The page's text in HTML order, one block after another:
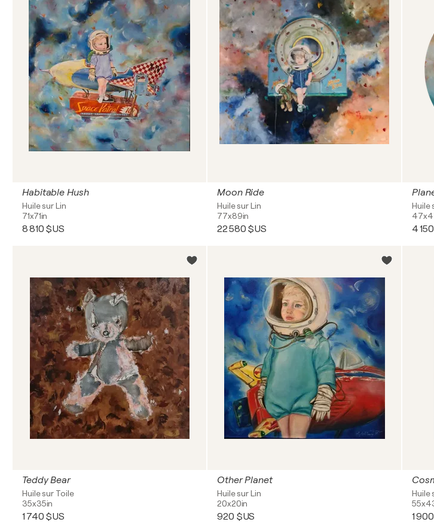
Habitable Hush
Huile sur Lin
71x71in
8 810 $US
Moon Ride
Huile sur Lin
77x89in
22 580 $US
Huile
4
Teddy Bear
Huile sur Toile
35x35in
1 740 $US
Other Planet
Huile sur Lin
20x20in
920 $US
Huile
1